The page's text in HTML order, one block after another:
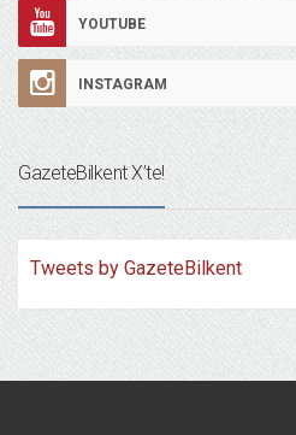
YOUTUBE
INSTAGRAM
GazeteBilkent X’te!
Tweets by GazeteBilkent